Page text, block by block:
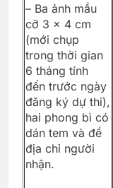
– Ba ảnh mầu
cỡ 3 x 4 cm
(mới chụp
trong thời gian
6 tháng tính
đến trước ngày
đăng ký dự thi),
hai phong bì có
dán tem và đề
địa chỉ người
nhận.